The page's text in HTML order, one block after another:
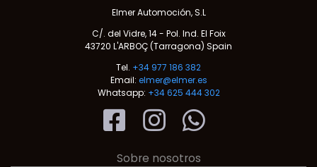
Elmer Automoción, S.L
C/. del Vidre, 14 - Pol. Ind. El Foix
43720 L'ARBOÇ (Tarragona) Spain
Tel. +34 977 186 382
Email: elmer@elmer.es
Whatsapp: +34 625 444 302
Sobre nosotros